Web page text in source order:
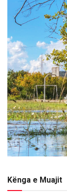
Kënga e Muajit